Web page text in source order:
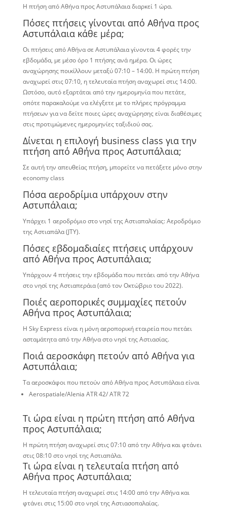
Η πτήση από Αθήνα προς Αστυπάλαια διαρκεί 1 ώρα.
Πόσες πτήσεις γίνονται από Αθήνα προς
Αστυπάλαια κάθε μέρα;
Οι πτήσεις από Αθήνα σε Αστυπάλαια γίνονται 4 φορές την
εβδομάδα, με μέσο όρο 1 πτήσης ανά ημέρα. Οι ώρες
αναχώρησης ποικίλλουν μεταξύ 07:10 – 14:00. Η πρώτη πτήση
αναχωρεί στις 07:10, η τελευταία πτήση αναχωρεί στις 14:00.
Ωστόσο, αυτό εξαρτάται από την ημερομηνία που πετάτε,
οπότε παρακαλούμε να ελέγξετε με το πλήρες πρόγραμμα
πτήσεων για να δείτε ποιες ώρες αναχώρησης είναι διαθέσιμες
στις προτιμώμενες ημερομηνίες ταξιδιού σας.
Δίνεται η επιλογή business class για την
πτήση από Αθήνα προς Αστυπάλαια;
Σε αυτή την απευθείας πτήση, μπορείτε να πετάξετε μόνο στην
economy class
Πόσα αεροδρίμια υπάρχουν στην
Αστυπάλαια;
Υπάρχει 1 αεροδρόμιο στο νησί της Αστιαπαλαίας: Αεροδρόμιο
της Αστιαπάλα (JTY).
Πόσες εβδομαδιαίες πτήσεις υπάρχουν
από Αθήνα προς Αστυπάλαια;
Υπάρχουν 4 πτήσεις την εβδομάδα που πετάει από την Αθήνα
στο νησί της Αστιαπεράια (από τον Οκτώβριο του 2022).
Ποιές αεροπορικές συμμαχίες πετούν
Αθήνα προς Αστυπάλαια;
Η Sky Express είναι η μόνη αεροπορική εταιρεία που πετάει
ασταμάτητα από την Αθήνα στο νησί της Αστιασίας.
Ποιά αεροσκάφη πετούν από Αθήνα για
Αστυπάλαια;
Τα αεροσκάφοι που πετούν από Αθήνα προς Αστυπάλαια είναι
Aerospatiale/Alenia ATR 42/ ATR 72
Τι ώρα είναι η πρώτη πτήση από Αθήνα
προς Αστυπάλαια;
Η πρώτη πτήση αναχωρεί στις 07:10 από την Αθήνα και φτάνει
στις 08:10 στο νησί της Αστιαπάλα.
Τι ώρα είναι η τελευταία πτήση από
Αθήνα προς Αστυπάλαια;
Η τελευταία πτήση αναχωρεί στις 14:00 από την Αθήνα και
φτάνει στις 15:00 στο νησί της Αστιασοπαλαίας.